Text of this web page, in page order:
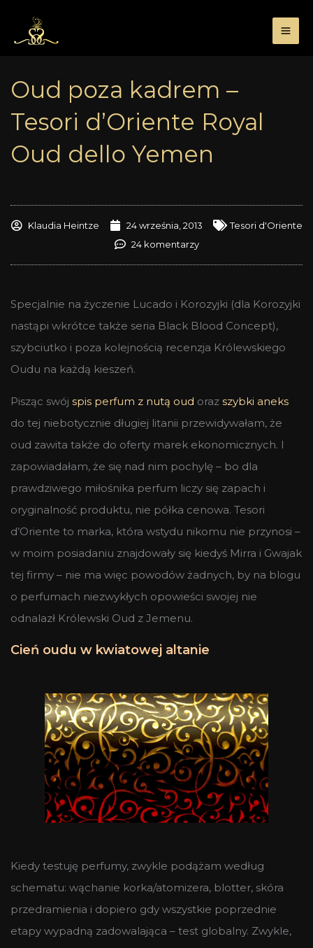
treści
Oud poza kadrem –
Tesori d’Oriente Royal
Oud dello Yemen
Klaudia Heintze 24 września, 2013
Tesori d'Oriente
24 komentarzy
Specjalnie na życzenie Lucado i Korozyjki (dla Korozyjki
nastąpi wkrótce także seria Black Blood Concept),
szybciutko i poza kolejnością recenzja Królewskiego
Oudu na każdą kieszeń.
Pisząc swój spis perfum z nutą oud oraz szybki aneks
do tej niebotycznie długiej litanii przewidywałam, że
oud zawita także do oferty marek ekonomicznych. I
zapowiadałam, że się nad nim pochylę – bo dla
prawdziwego miłośnika perfum liczy się zapach i
oryginalność produktu, nie półka cenowa. Tesori
d’Oriente to marka, która wstydu nikomu nie przynosi –
w moim posiadaniu znajdowały się kiedyś Mirra i Gwajak
tej firmy – nie ma więc powodów żadnych, by na blogu
o perfumach niezwykłych opowieści swojej nie
odnalazł Królewski Oud z Jemenu.
Cień oudu w kwiatowej altanie
Kiedy testuję perfumy, zwykle podążam według
schematu: wąchanie korka/atomizera, blotter, skóra
przedramienia i dopiero gdy wszystkie poprzednie
etapy wypadną zadowalająca – test globalny. Zwykle,